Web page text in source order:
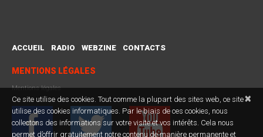
ACCUEIL RADIO WEBZINE CONTACTS
MENTIONS LÉGALES
Mentions légales
×
Ce site utilise des cookies. Tout comme la plupart des sites web, ce site
utilise des cookies informatiques. Par le biais de ces cookies, nous
collectons des informations sur votre visite et vos intérêts. Cela nous
permet d’offrir gratuitement notre contenu de manière permanente et